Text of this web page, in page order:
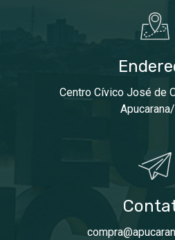
Centro Cívico José de